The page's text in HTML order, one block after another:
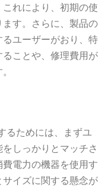
れにより、初期の使
す。さらに、製品の
ユーザーがおり、特
ことや、修理費用が
るためには、まずユ
しっかりとマッチさ
電力の機器を使用す
イズに関する懸念が